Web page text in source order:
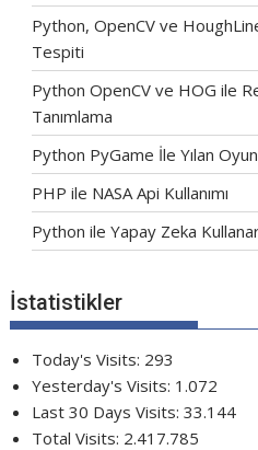
Python, OpenCV ve
Tespiti
Python OpenCV ve HOG ile
Tanımlama
Python PyGame İle Yılan
PHP ile NASA Api Kullanımı
Python ile Yapay Zeka
İstatistikler
Today's Visits: 293
Yesterday's Visits: 1.072
Last 30 Days Visits:33.144
Total Visits: 2.417.785